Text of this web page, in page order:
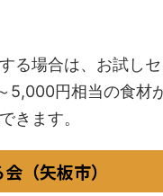
る場合は、お試し
5,000円相当の食材
きます。
（矢板市）